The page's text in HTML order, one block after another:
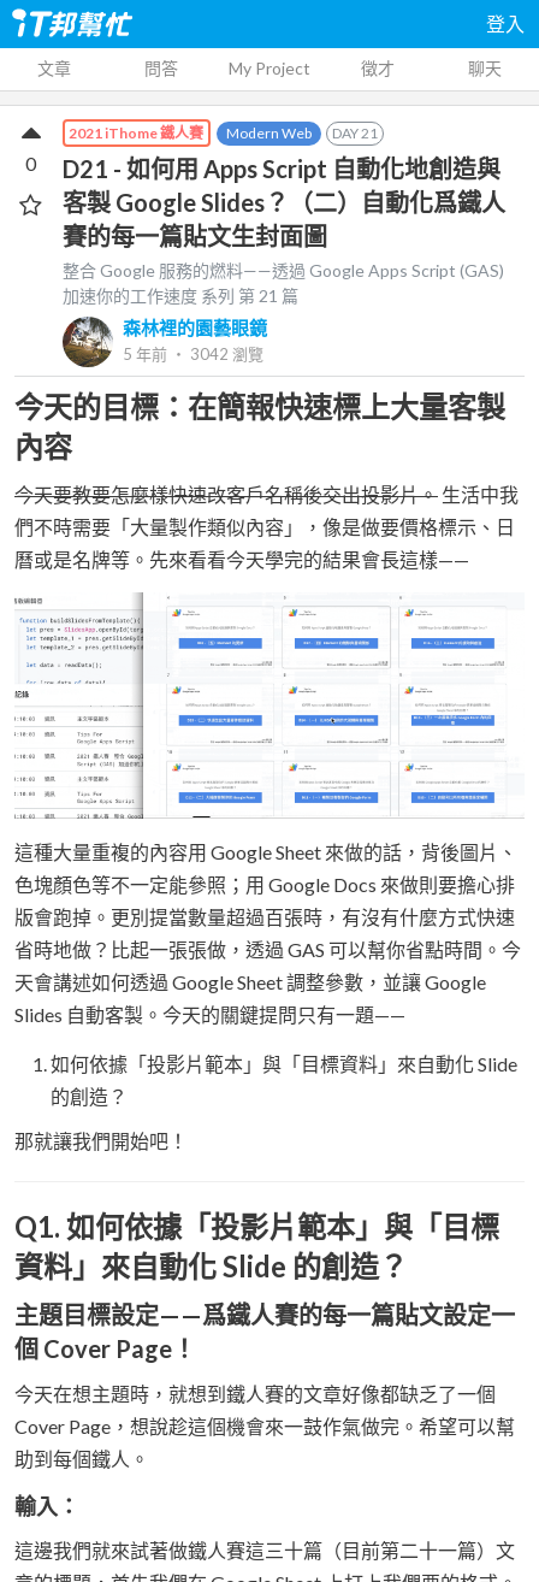
登入
文章 問答 My Project 徵才 聊天
2021 iThome 鐵人賽 Modern Web DAY21
D21 - 如何用 Apps Script 自動化地創造與
客製 Google Slides？（二）自動化爲鐵人
賽的每一篇貼文生封面圖
整合 Google 服務的燃料——透過 Google Apps Script (GAS)
加速你的工作速度 系列 第21 篇
森林裡的園藝眼鏡
5 年前 ‧ 3042 瀏覽
0
今天的目標：在簡報快速標上大量客製
內容
今天要教要怎麼樣快速改客戶名稱後交出投影片。 生活中我
們不時需要「大量製作類似內容」，像是做要價格標示、日
曆或是名牌等。先來看看今天學完的結果會長這樣——
這種大量重複的內容用 Google Sheet 來做的話，背後圖片、
色塊顏色等不一定能參照；用 Google Docs 來做則要擔心排
版會跑掉。更別提當數量超過百張時，有沒有什麼方式快速
省時地做？比起一張張做，透過 GAS 可以幫你省點時間。今
天會講述如何透過 Google Sheet 調整參數，並讓 Google
Slides 自動客製。今天的關鍵提問只有一題——
如何依據「投影片範本」與「目標資料」來自動化 Slide
的創造？
那就讓我們開始吧！
Q1. 如何依據「投影片範本」與「目標
資料」來自動化 Slide 的創造？
主題目標設定——爲鐵人賽的每一篇貼文設定一
個 Cover Page！
今天在想主題時，就想到鐵人賽的文章好像都缺乏了一個
Cover Page，想說趁這個機會來一鼓作氣做完。希望可以幫
助到每個鐵人。
輸入：
這邊我們就來試著做鐵人賽這三十篇（目前第二十一篇）文